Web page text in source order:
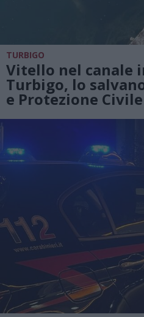
TURBIGO
Vitello nel canale
Turbigo, lo
e Protezione Civile